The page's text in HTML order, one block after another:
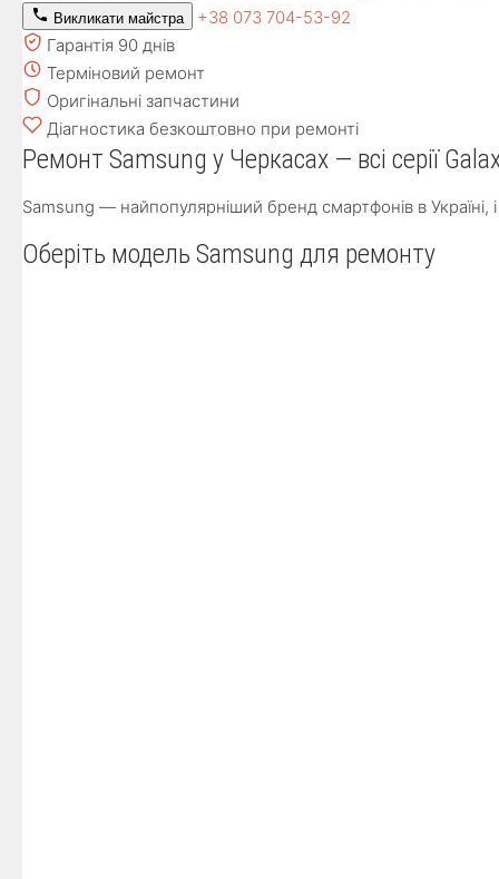
Викликати майстра
+38 073 704-53-92
Гарантія 90 днів
Терміновий ремонт
Оригінальні запчастини
Діагностика безкоштовно при ремонті
Ремонт Samsung у Черкасах — всі серії
Samsung — найпопулярніший бренд смартфонів в Україні,
Оберіть модель Samsung для ремонту